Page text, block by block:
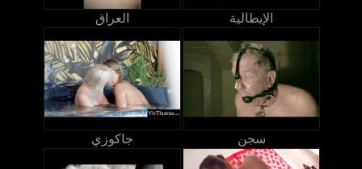
العراق الإيطالية
جاكوزي سجن